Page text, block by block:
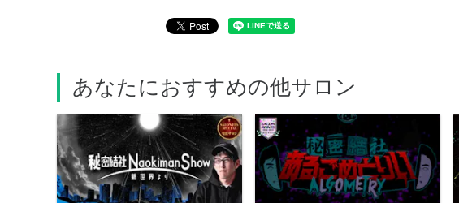
あなたにおすすめの他サロン